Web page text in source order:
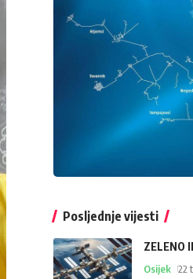
Posljednje vijesti
ZELENO
Osijek 22